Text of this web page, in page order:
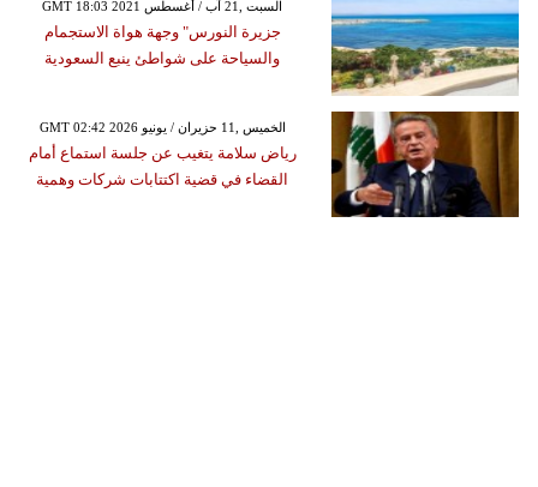
GMT 18:03 2021 السبت ,21 آب / أغسطس
جزيرة النورس" وجهة هواة الاستجمام
والسياحة على شواطئ ينبع السعودية
GMT 02:42 2026 الخميس ,11 حزيران / يونيو
رياض سلامة يتغيب عن جلسة استماع أمام
القضاء في قضية اكتتابات شركات وهمية